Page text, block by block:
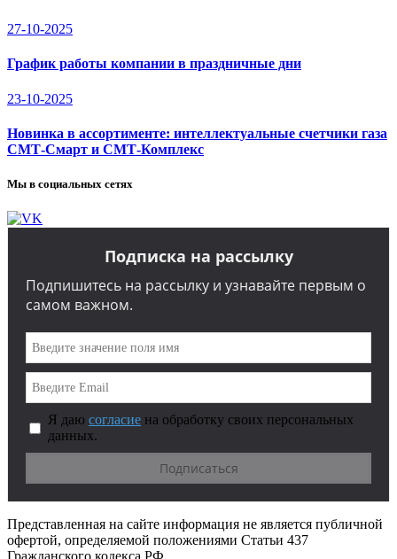
27-10-2025
График работы компании в праздничные дни
23-10-2025
Новинка в ассортименте: интеллектуальные счетчики газа
СМТ-Смарт и СМТ-Комплекс
Мы в социальных сетях
Подписка на рассылку
Подпишитесь на рассылку и узнавайте первым о
самом важном.
Я даю согласие на обработку своих персональных
данных.
Представленная на сайте информация не является публичной
офертой, определяемой положениями Статьи 437